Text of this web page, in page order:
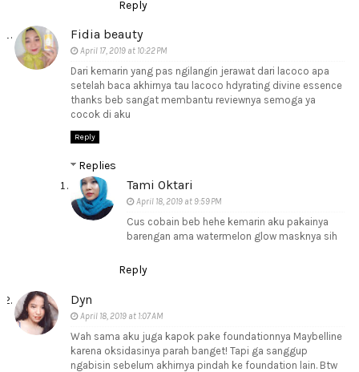
Reply
Fidia beauty
April 17, 2019 at 10:22 PM
Dari kemarin yang pas ngilangin jerawat dari lacoco apa
setelah baca akhirnya tau lacoco hdyrating divine essence
thanks beb sangat membantu reviewnya semoga ya
cocok di aku
Reply
Replies
Tami Oktari
April 18, 2019 at 9:59 PM
Cus cobain beb hehe kemarin aku pakainya
barengan ama watermelon glow masknya sih
Reply
Dyn
April 18, 2019 at 1:07 AM
Wah sama aku juga kapok pake foundationnya Maybelline
karena oksidasinya parah banget! Tapi ga sanggup
ngabisin sebelum akhirnya pindah ke foundation lain. Btw